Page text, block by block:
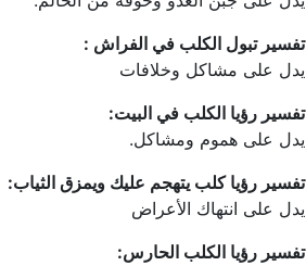
تفسير تبول الكلب في الفراش :
يدل على مشاكل وخلافات
تفسير رؤيا الكلب في البيت:
يدل على هموم ومشاكل.
تفسير رؤيا كلب يتهجم عليك ويمزق الثياب:
يدل على انتهاك الأعراض
تفسير رؤيا الكلب الحارس: